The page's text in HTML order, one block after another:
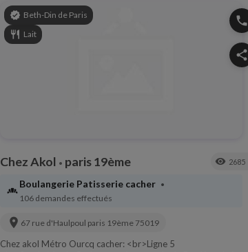
verified Beth-Din de Paris
restaurant Lait
phone
share
Chez Akol • paris 19ème visibility 2685
bakery_dining
Boulangerie Patisserie cacher •
106 demandes effectués
location_on 67 rue d'Haulpoul paris 19ème 75019
Chez akol Métro Ourcq cacher: <br>Ligne 5